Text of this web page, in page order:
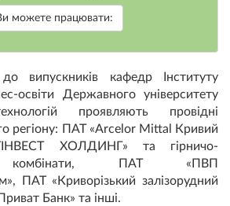
можете працювати:
випускників кафедр Інституту
освіти Державного університету
проявляють провідні
регіону: ПАТ «Arcelor Mittal Кривий
ХОЛДИНГ» та гірничо-
комбінати, ПАТ «ПВП
ПАТ «Криворізький залізорудний
Банк» та інші.